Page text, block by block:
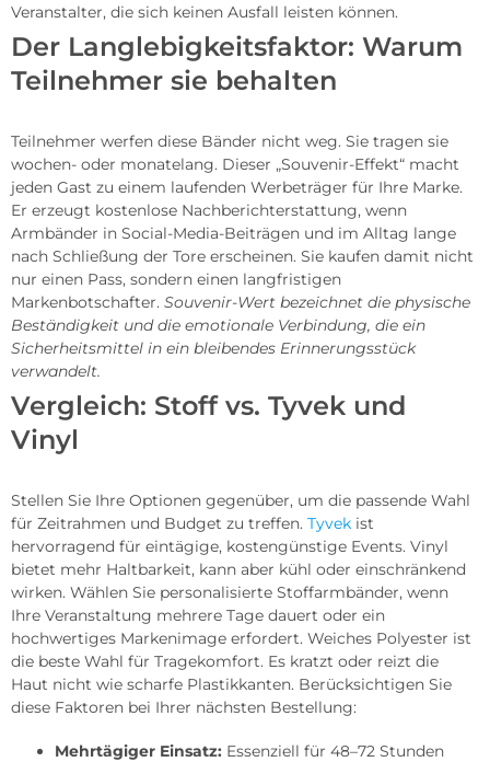
Veranstalter, die sich keinen Ausfall leisten können.
Der Langlebigkeitsfaktor: Warum
Teilnehmer sie behalten
Teilnehmer werfen diese Bänder nicht weg. Sie tragen sie
wochen- oder monatelang. Dieser „Souvenir-Effekt“ macht
jeden Gast zu einem laufenden Werbeträger für Ihre Marke.
Er erzeugt kostenlose Nachberichterstattung, wenn
Armbänder in Social-Media-Beiträgen und im Alltag lange
nach Schließung der Tore erscheinen. Sie kaufen damit nicht
nur einen Pass, sondern einen langfristigen
Markenbotschafter. Souvenir-Wert bezeichnet die physische
Beständigkeit und die emotionale Verbindung, die ein
Sicherheitsmittel in ein bleibendes Erinnerungsstück
verwandelt.
Vergleich: Stoff vs. Tyvek und
Vinyl
Stellen Sie Ihre Optionen gegenüber, um die passende Wahl
für Zeitrahmen und Budget zu treffen. Tyvek ist
hervorragend für eintägige, kostengünstige Events. Vinyl
bietet mehr Haltbarkeit, kann aber kühl oder einschränkend
wirken. Wählen Sie personalisierte Stoffarmbänder, wenn
Ihre Veranstaltung mehrere Tage dauert oder ein
hochwertiges Markenimage erfordert. Weiches Polyester ist
die beste Wahl für Tragekomfort. Es kratzt oder reizt die
Haut nicht wie scharfe Plastikkanten. Berücksichtigen Sie
diese Faktoren bei Ihrer nächsten Bestellung:
Mehrtägiger Einsatz: Essenziell für 48–72 Stunden